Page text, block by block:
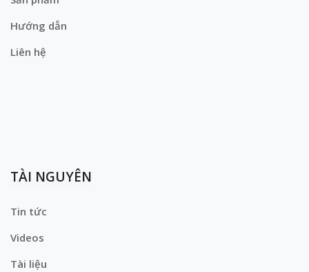
Hướng dẫn
Liên hệ
TÀI NGUYÊN
Tin tức
Videos
Tài liệu